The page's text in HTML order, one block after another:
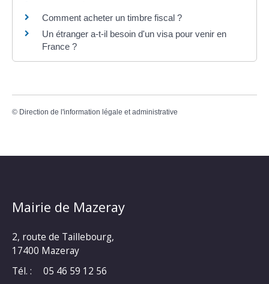
Comment acheter un timbre fiscal ?
Un étranger a-t-il besoin d'un visa pour venir en
France ?
© Direction de l'information légale et administrative
Mairie de Mazeray
2, route de Taillebourg,
17400 Mazeray
Tél. :
05 46 59 12 56